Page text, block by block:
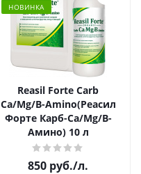
НОВИНКА
Reasil Forte Carb
Ca/Mg/B-Amino(Реасил
Форте Карб-Ca/Mg/B-
Амино) 10 л
850 руб./л.